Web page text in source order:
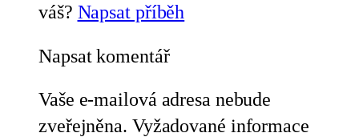
váš? Napsat příběh
Napsat komentář
Vaše e-mailová adresa nebude
zveřejněna. Vyžadované informace